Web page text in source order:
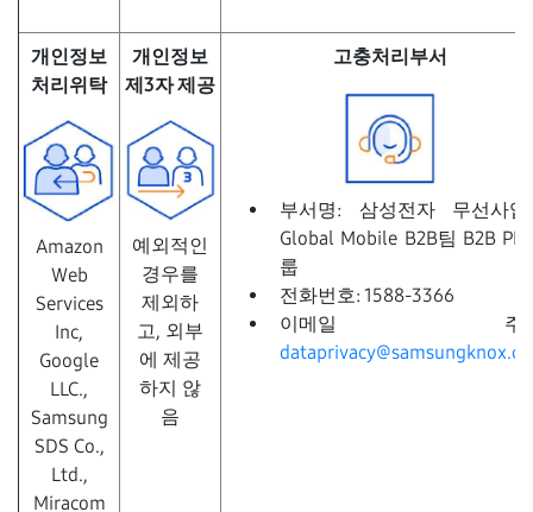
개인정보
처리위탁
Amazon
Web
Services
Inc,
Google
LLC.,
Samsung
SDS Co.,
Ltd.,
Miracom
개인정보
제3자 제공
예외적인
경우를
제외하
고, 외부
에 제공
하지 않
음
고충처리부서
부서명: 삼성전자 무선사업
Global Mobile B2B팀 B2B PM
룹
전화번호: 1588-3366
이메일 주